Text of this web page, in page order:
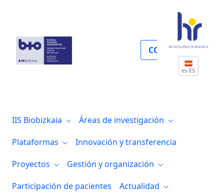
COLABORA
es-ES
IIS Biobizkaia
Áreas de investigación
Plataformas
Innovación y transferencia
Proyectos
Gestión y organización
Participación de pacientes
Actualidad